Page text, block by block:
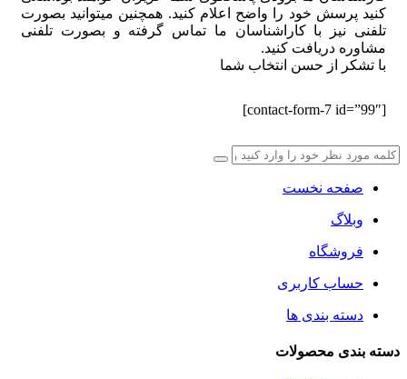
کنید پرسش خود را واضح اعلام کنید. همچنین میتوانید بصورت
تلفنی نیز با کاراشناسان ما تماس گرفته و بصورت تلفنی
مشاوره دریافت کنید.
با تشکر از حسن انتخاب شما
[contact-form-7 id=”99″]
صفحه نخست
وبلاگ
فروشگاه
حساب کاربری
دسته بندی ها
دسته بندی محصولات